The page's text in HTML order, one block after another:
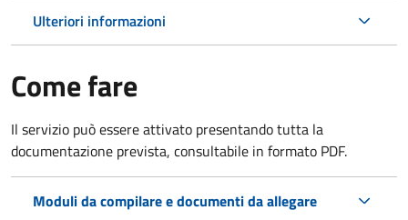
Ulteriori informazioni
Come fare
Il servizio può essere attivato presentando tutta la
documentazione prevista, consultabile in formato PDF.
Moduli da compilare e documenti da allegare